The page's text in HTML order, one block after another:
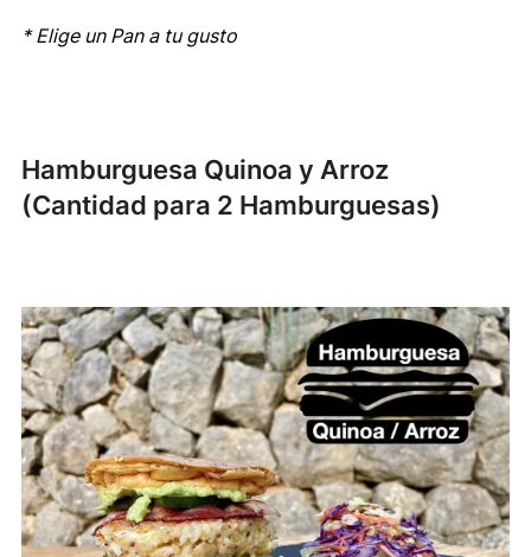
* Elige un Pan a tu gusto
Hamburguesa Quinoa y Arroz
(Cantidad para 2 Hamburguesas)